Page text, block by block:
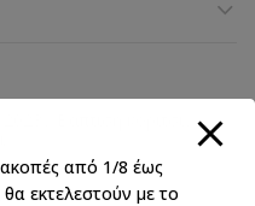
από 1/8 έως
εκτελεστούν με το